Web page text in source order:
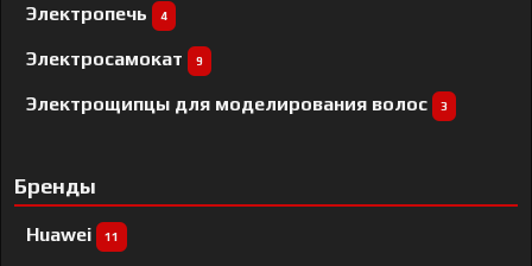
Электропечь 4
Электросамокат 9
Электрощипцы для моделирования волос 3
Бренды
Huawei 11